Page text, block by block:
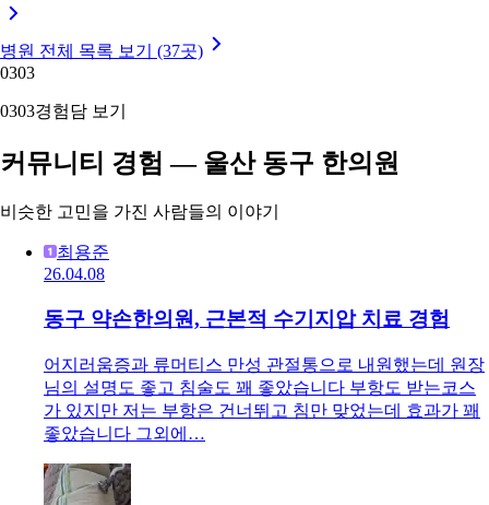
병원 전체 목록 보기 (37곳)
0303
0303경험담 보기
커뮤니티 경험 — 울산 동구 한의원
비슷한 고민을 가진 사람들의 이야기
최용준
26.04.08
동구 약손한의원, 근본적 수기지압 치료 경험
어지러움증과 류머티스 만성 관절통으로 내원했는데 원장
님의 설명도 좋고 침술도 꽤 좋았습니다 부항도 받는코스
가 있지만 저는 부항은 건너뛰고 침만 맞었는데 효과가 꽤
좋았습니다 그외에…